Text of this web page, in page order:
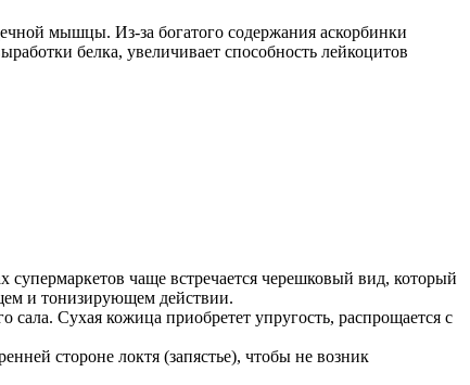
мышцы. Из-за богатого содержания аскорбинки
белка, увеличивает способность лейкоцитов
чаще встречается черешковый вид, который
и тонизирующем действии.
Сухая кожица приобретет упругость, распрощается с
стороне локтя (запястье), чтобы не возник